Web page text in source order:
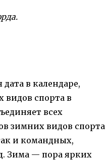
в календаре,
спорта в
всех
зимних видов спорта
и командных,
Зима — пора ярких